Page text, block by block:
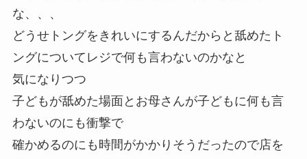
な、、、
どうせトングをきれいにするんだからと舐めたト
ングについてレジで何も言わないのかなと
気になりつつ
子どもが舐めた場面とお母さんが子どもに何も言
わないのにも衝撃で
確かめるのにも時間がかかりそうだったので店を